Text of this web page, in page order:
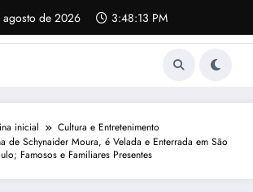
de 2026 3:48:14 PM
inicial
Cultura e Entretenimento
de Schynaider Moura, é Velada e Enterrada em São
Famosos e Familiares Presentes